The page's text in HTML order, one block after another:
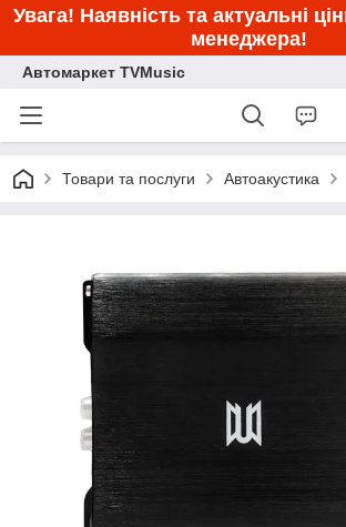
Увага! Наявність та актуальні
менеджера!
Автомаркет TVMusic
Товари та послуги Автоакустика